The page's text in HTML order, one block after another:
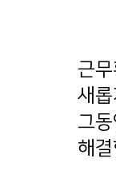
근
새
그
해